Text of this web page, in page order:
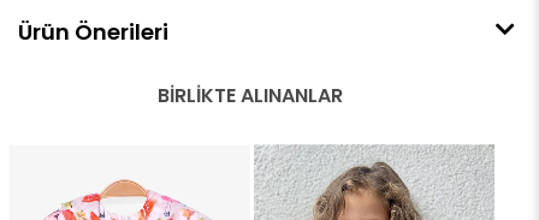
Ürün Önerileri